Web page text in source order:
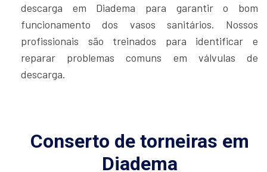
descarga em Diadema para garantir o bom
funcionamento dos vasos sanitários. Nossos
profissionais são treinados para identificar e
reparar problemas comuns em válvulas de
descarga.
Conserto de torneiras em
Diadema